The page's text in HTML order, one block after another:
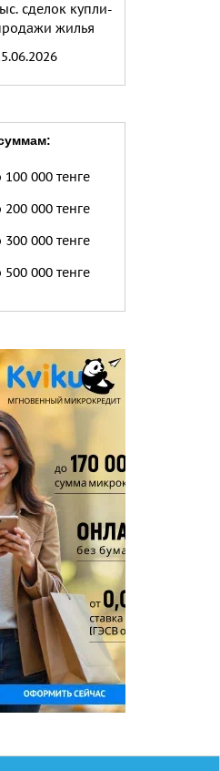
сделок купли-
жилья
000 тенге
000 тенге
000 тенге
000 тенге